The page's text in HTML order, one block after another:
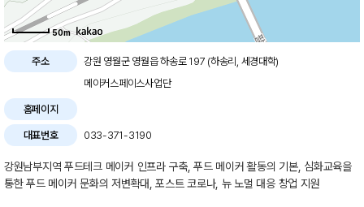
50m
주소
강원 영월군 영월읍 하송로 197 (하송리, 세경대학)
메이커스페이스사업단
홈페이지
대표번호 033-371-3190
강원남부지역 푸드테크 메이커 인프라 구축, 푸드 메이커 활동의 기본, 심화교육을
통한 푸드 메이커 문화의 저변확대, 포스트 코로나, 뉴 노멀 대응 창업 지원